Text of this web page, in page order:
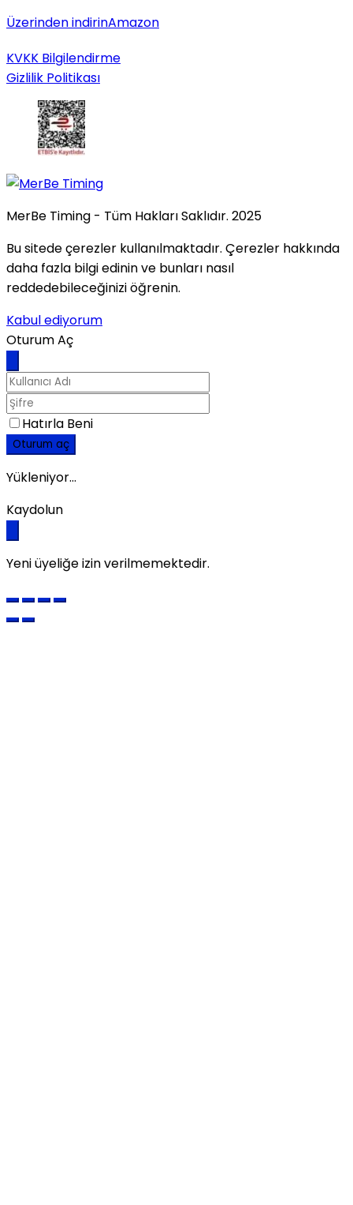
Üzerinden indirinAmazon
KVKK Bilgilendirme
Gizlilik Politikası
MerBe Timing - Tüm Hakları Saklıdır. 2025
Bu sitede çerezler kullanılmaktadır. Çerezler hakkında
daha fazla bilgi edinin ve bunları nasıl
reddedebileceğinizi öğrenin.
Kabul ediyorum
Oturum Aç
Hatırla Beni
Oturum aç
Yükleniyor...
Kaydolun
Yeni üyeliğe izin verilmemektedir.